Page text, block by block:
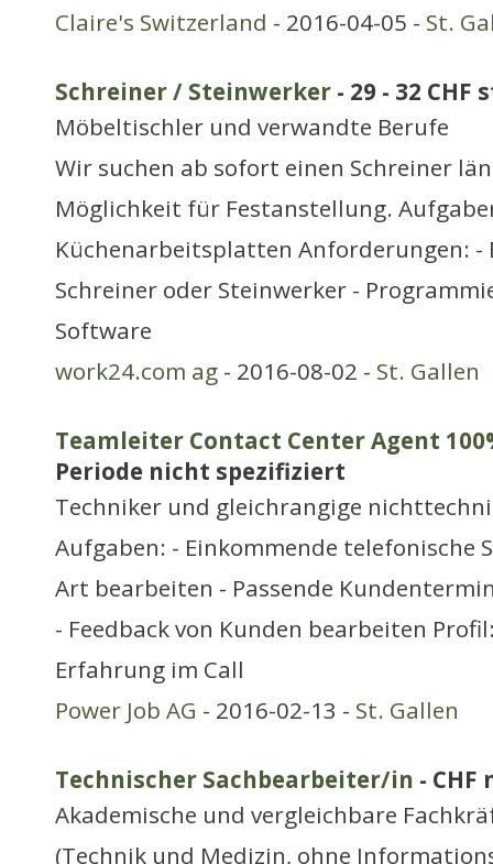
Claire's Switzerland - 2016-04-05 - St.
Schreiner / Steinwerker - 29 - 32
Möbeltischler und verwandte Berufe
Wir suchen ab sofort einen Schreiner
Möglichkeit für Festanstellung.
Küchenarbeitsplatten Anforderungen: -
Schreiner oder Steinwerker -
Software
work24.com ag - 2016-08-02 - St. Gallen
Teamleiter Contact Center Agent
Periode nicht spezifiziert
Techniker und gleichrangige
Aufgaben: - Einkommende telefonische
Art bearbeiten - Passende
- Feedback von Kunden bearbeiten
Erfahrung im Call
Power Job AG - 2016-02-13 - St. Gallen
Technischer Sachbearbeiter/in -
Akademische und vergleichbare
(Technik und Medizin, ohne